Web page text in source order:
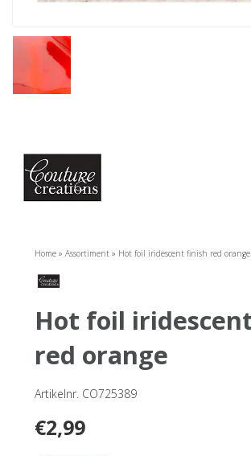
Home » Assortiment » Hot foil iridescent finish red orange
hot foil iridescent finish
red orange
Artikelnr. CO725389
€2,99